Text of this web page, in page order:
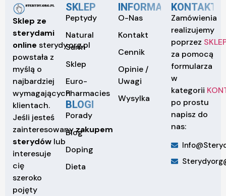
Sklep ze
sterydami
online sterydy.org.pl
powstała z
myślą o
najbardziej
wymagających
klientach.
Jeśli jesteś
zainteresowanyzakupem
sterydów lub
interesuje
cię
szeroko
pojęty
SKLEP
Peptydy
Natural
Sarm
Sklep
Euro-
Pharmacies
BLOGI
Porady
Blog
Doping
Dieta
INFORMACJE
O-Nas
Kontakt
Cennik
Opinie /
Uwagi
Wysylka
KONTAKT
Zamówienia
realizujemy
poprzez
za pomocą
formularza
w
kategorii
po prostu
napisz do
nas: